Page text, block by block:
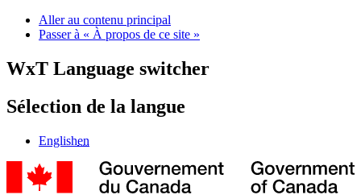
Aller au contenu principal
Passer à « À propos de ce site »
WxT Language switcher
Sélection de la langue
Englishen